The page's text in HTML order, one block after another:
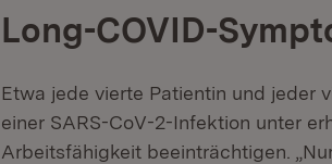
Long-COVID-
Etwa jede vierte Patientin und jeder
einer SARS-CoV-2-Infektion unter
Arbeitsfähigkeit beeinträchtigen.